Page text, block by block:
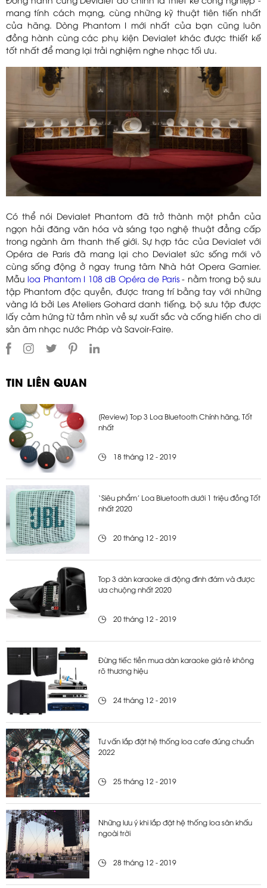
mang tính cách mạng, cùng những kỹ thuật tiên tiến nhất
của hãng. Dòng Phantom I mới nhất của bạn cũng luôn
đồng hành cùng các phụ kiện Devialet khác được thiết kế
tốt nhất để mang lại trải nghiệm nghe nhạc tối ưu.
Có thể nói Devialet Phantom đã trở thành một phần của
ngọn hải đăng văn hóa và sáng tạo nghệ thuật đẳng cấp
trong ngành âm thanh thế giới. Sự hợp tác của Devialet với
Opéra de Paris đã mang lại cho Devialet sức sống mới vô
cùng sống động ở ngay trung tâm Nhà hát Opera Garnier.
Mẫu
loa Phantom I 108 dB Opéra de Paris- nằm trong bộ sưu
tập Phantom độc quyền, được trang trí bằng tay với những
vàng lá bởi Les Ateliers Gohard danh tiếng, bộ sưu tập được
lấy cảm hứng từ tầm nhìn về sự xuất sắc và cống hiến cho di
sản âm nhạc nước Pháp và Savoir-Faire.
TIN LIÊN QUAN
[Review] Top 3 Loa Bluetooth Chính hãng, Tốt
nhất
18 tháng 12 - 2019
‘Siêu phẩm’ Loa Bluetooth dưới 1 triệu đồng Tốt
nhất 2020
20 tháng 12 - 2019
Top 3 dàn karaoke di động đình đám và được
ưa chuộng nhất 2020
20 tháng 12 - 2019
Đừng tiếc tiền mua dàn karaoke giá rẻ không
rõ thương hiệu
24 tháng 12 - 2019
Tư vấn lắp đặt hệ thống loa cafe đúng chuẩn
2022
25 tháng 12 - 2019
Những lưu ý khi lắp đặt hệ thống loa sân khấu
ngoài trời
28 tháng 12 - 2019